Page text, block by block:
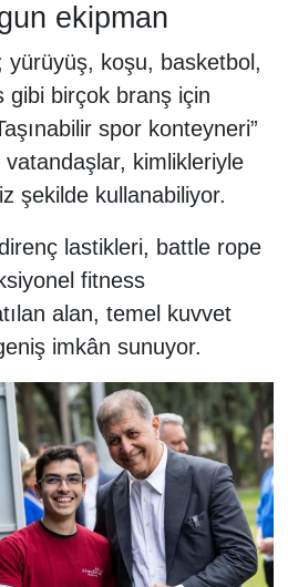
ekipman
yürüyüş, koşu, basketbol,
gibi birçok branş için
spor konteyneri”
kimlikleriyle
şekilde kullanabiliyor.
lastikleri, battle rope
fitness
alan, temel kuvvet
imkân sunuyor.